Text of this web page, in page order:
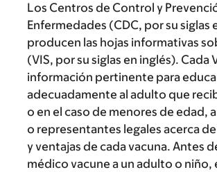
Los Centros de Control y
Enfermedades (CDC, por su siglas
producen las hojas informativas
(VIS, por su siglas en inglés). Cada
información pertinente para
adecuadamente al adulto que
o en el caso de menores de edad,
o representantes legales acerca
y ventajas de cada vacuna. Antes
médico vacune a un adulto o niño,